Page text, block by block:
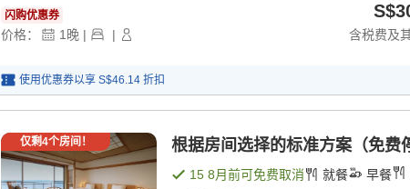
闪购优惠券
价格： 1晚 | | 含税费及
使用优惠券以享 S$46.14 折扣
仅剩4个房间！ 根据房间选择的标准方案（免费
15 8月前可免费取消 就餐 早餐